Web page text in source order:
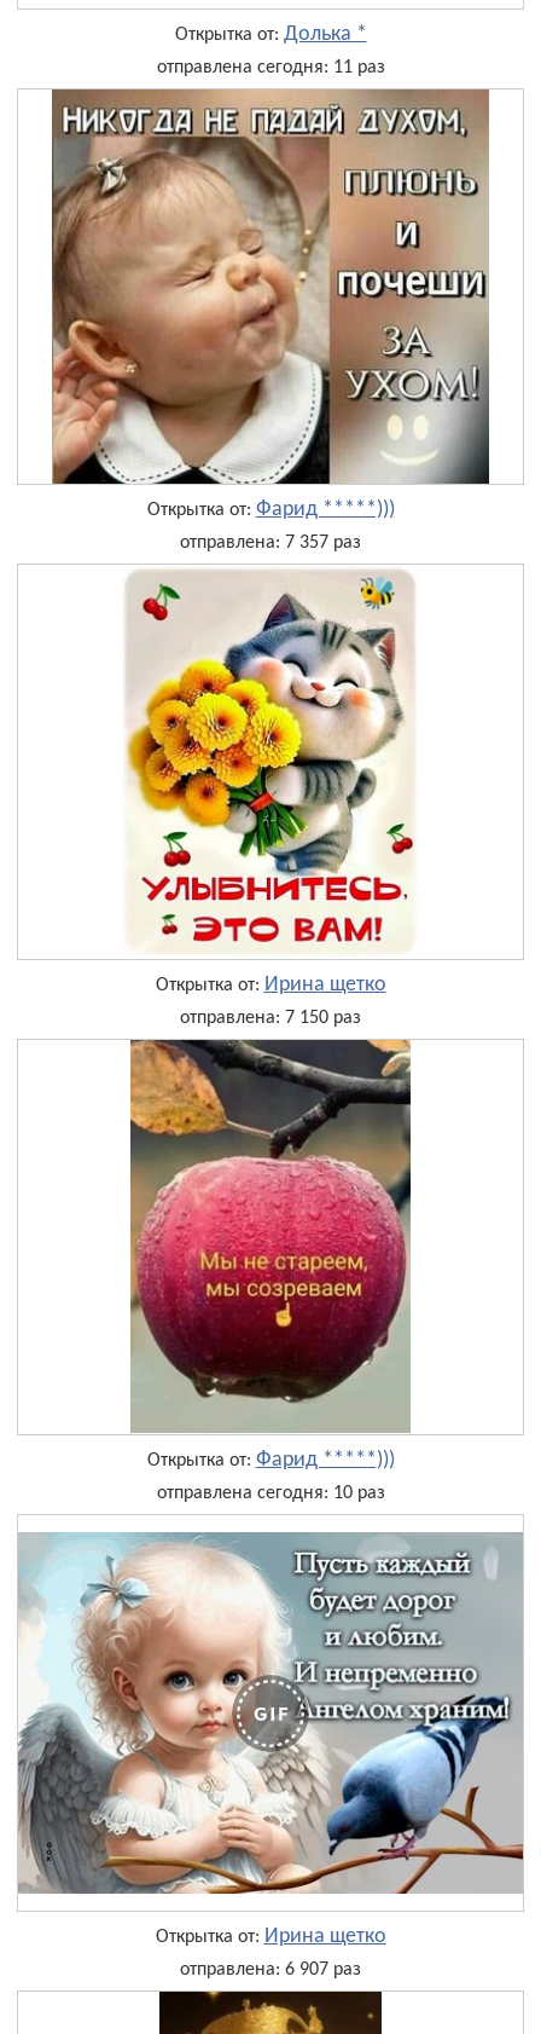
Открытка от: Долька *
отправлена сегодня: 11 раз
Открытка от: Фарид *****)))
отправлена: 7 357 раз
Открытка от: Ирина щетко
отправлена: 7 150 раз
Открытка от: Фарид *****)))
отправлена сегодня: 10 раз
Открытка от: Ирина щетко
отправлена: 6 907 раз